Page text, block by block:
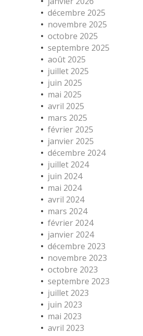
décembre 2025
novembre 2025
octobre 2025
septembre 2025
août 2025
juillet 2025
juin 2025
mai 2025
avril 2025
mars 2025
février 2025
janvier 2025
décembre 2024
juillet 2024
juin 2024
mai 2024
avril 2024
mars 2024
février 2024
janvier 2024
décembre 2023
novembre 2023
octobre 2023
septembre 2023
juillet 2023
juin 2023
mai 2023
avril 2023